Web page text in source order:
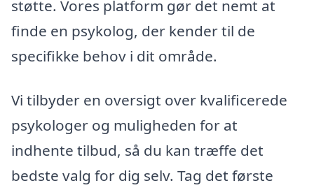
støtte. Vores platform gør det nemt at
finde en psykolog, der kender til de
specifikke behov i dit område.
Vi tilbyder en oversigt over kvalificerede
psykologer og muligheden for at
indhente tilbud, så du kan træffe det
bedste valg for dig selv. Tag det første